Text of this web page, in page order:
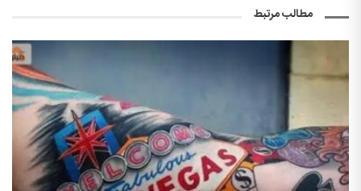
مطالب مرتبط